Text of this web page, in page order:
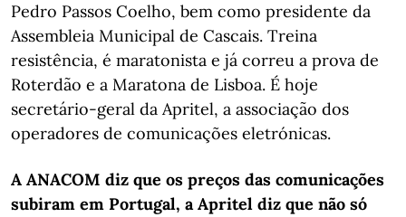
Pedro Passos Coelho, bem como presidente da
Assembleia Municipal de Cascais. Treina
resistência, é maratonista e já correu a prova de
Roterdão e a Maratona de Lisboa. É hoje
secretário-geral da Apritel, a associação dos
operadores de comunicações eletrónicas.
A ANACOM diz que os preços das comunicações
subiram em Portugal, a Apritel diz que não só